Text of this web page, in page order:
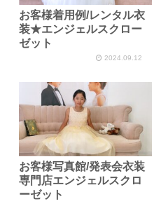
お客様着用例/レンタル衣
装★エンジェルスクロー
ゼット
2024.09.12
お客様写真館/発表会衣装
専門店エンジェルスクロ
ーゼット